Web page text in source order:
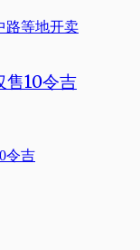
售10令吉